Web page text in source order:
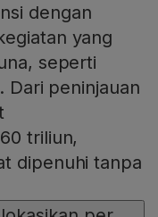
dengan
yang
seperti
Dari peninjauan
triliun,
dipenuhi tanpa